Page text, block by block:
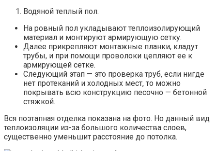
Водяной теплый пол.
На ровный пол укладывают теплоизолирующий
материал и монтируют армирующую сетку.
Далее прикрепляют монтажные планки, кладут
трубы, и при помощи проволоки цепляют ее к
армирующей сетке.
Следующий этап — это проверка труб, если нигде
нет протеканий и холодных мест, то можно
покрывать всю конструкцию песочно — бетонной
стяжкой.
Вся поэтапная отделка показана на фото. Но данный вид
теплоизоляции из-за большого количества слоев,
существенно уменьшит расстояние до потолка.